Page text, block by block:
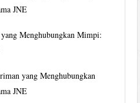
JNE
Menghubungkan Mimpi:
yang Menghubungkan
JNE